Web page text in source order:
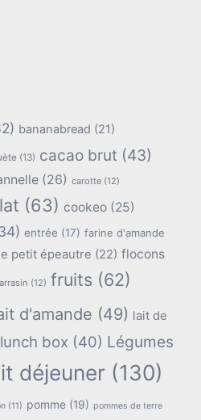
bananabread (21)
(13) cacao brut (43)
(26) carotte (12)
(63) cookeo (25)
entrée (17) farine d'amande
petit épeautre (22) flocons
(12) fruits (62)
d'amande (49) lait de
lunch box (40) Légumes
déjeuner (130)
(11) pomme (19) pommes de terre